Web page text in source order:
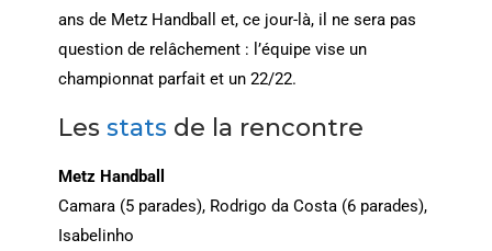
ans de Metz Handball et, ce jour-là, il ne sera pas
question de relâchement : l’équipe vise un
championnat parfait et un 22/22.
Les statsde la rencontre
Metz Handball
Camara (5 parades), Rodrigo da Costa (6 parades),
Isabelinho